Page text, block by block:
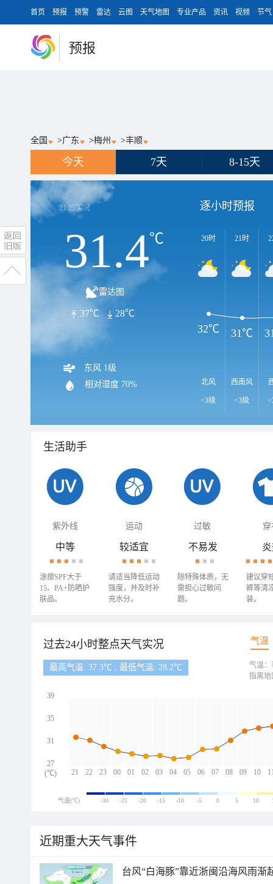
首页 预报 预警 雷达 云图 天气地图 专业产品 资讯 视频 节气
预报
全国 >广东 >梅州 >丰顺
今天 7天 8-15天
21:25实况
31.4℃
雷达图
37℃ 28℃
东风 1级
相对湿度 70%
逐小时预报
20时
北风
<3级
21时
西南风
<3级
32℃ 31℃
生活助手
紫外线 运动 过敏 穿
中等
涂擦SPF大于
15、PA+防晒护
肤品。
较适宜
请适当降低运动
强度，并及时补
充水分。
不易发
除特殊体质，无
需担心过敏问
题。
建议穿
裤等清
装。
过去24小时整点天气实况 气温
最高气温: 37.3℃ , 最低气温: 28.2℃
21 22 23 00 01 02 03 04 05 06 07 08 09 10
39
35
31
27
(℃)
气温：
指离地
气温(℃) -30 -25 -20 -15 -10 -5 0 5 10
近期重大天气事件
台风“白海豚”靠近浙闽沿海风雨渐